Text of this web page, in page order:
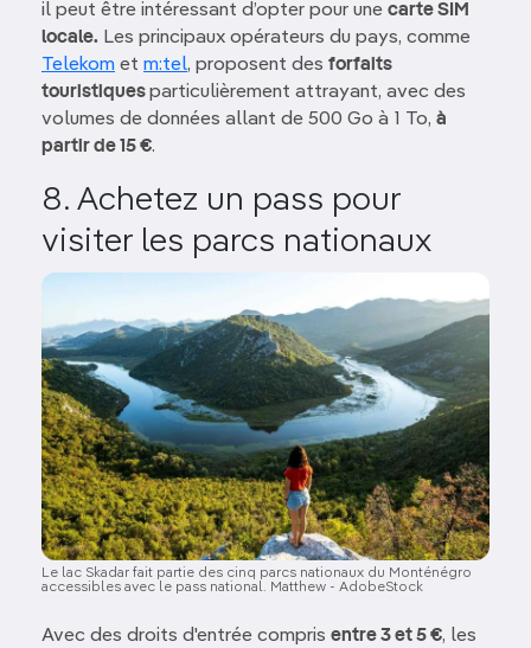
il peut être intéressant d’opter pour une carte SIM
locale. Les principaux opérateurs du pays, comme
Telekom et m:tel, proposent des forfaits
touristiquesparticulièrement attrayant, avec des
volumes de données allant de 500 Go à 1 To, à
partir de 15 €.
8. Achetez un pass pour
visiter les parcs nationaux
Image
Le lac Skadar fait partie des cinq parcs nationaux du Monténégro
accessibles avec le pass national. Matthew - AdobeStock
Avec des droits d'entrée compris entre 3 et 5 €, les